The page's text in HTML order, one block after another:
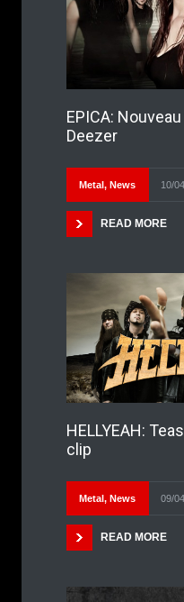
EPICA:
Deezer
Metal , News 10/
READ MORE
HELLYEAH:
clip
Metal , News 09/
READ MORE